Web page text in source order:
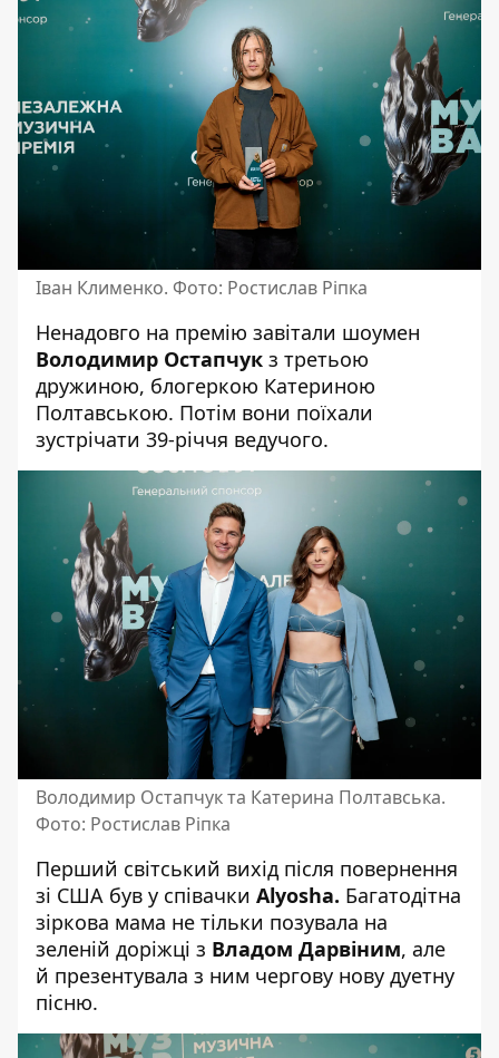
Іван Клименко. Фото: Ростислав Ріпка
Ненадовго на премію завітали шоумен
Володимир Остапчук з третьою
дружиною, блогеркою Катериною
Полтавською. Потім вони поїхали
зустрічати 39-річчя ведучого.
Володимир Остапчук та Катерина Полтавська.
Фото: Ростислав Ріпка
Перший світський вихід після повернення
зі США був у співачки Alyosha. Багатодітна
зіркова мама не тільки позувала на
зеленій доріжці з Владом Дарвіним, але
й презентувала з ним чергову нову дуетну
пісню.